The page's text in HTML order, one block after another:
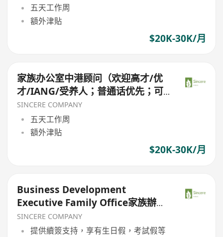
五天工作周
額外津貼
$20K-30K/月
家族办公室中港顾问（欢迎高才/优
才/IANG/受养人；普通话优先；可
转正/续签）
SINCERE COMPANY
五天工作周
額外津貼
$20K-30K/月
Business Development
Executive Family Office家族辦公
室（欢迎高才/优才/IANG/受养人；
普通话优先；可转正/续签）
SINCERE COMPANY
提供續簽支持，享有生日假，考試假等